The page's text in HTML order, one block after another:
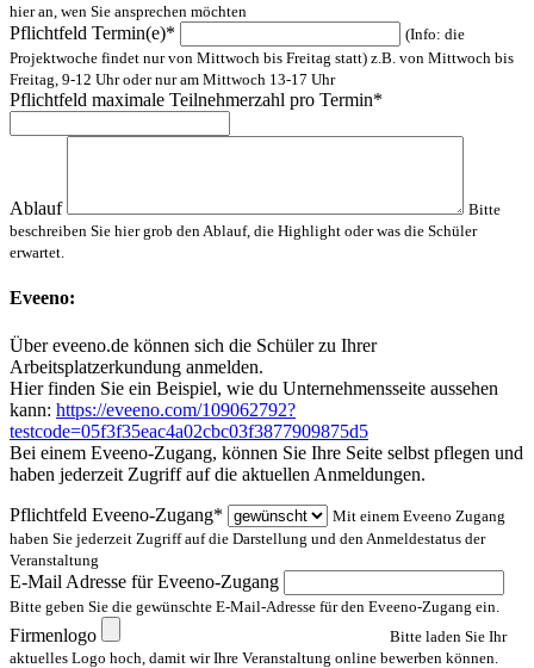
hier an, wen Sie ansprechen möchten
Pflichtfeld Termin(e)*
(Info: die
Projektwoche findet nur von Mittwoch bis Freitag statt) z.B. von Mittwoch bis
Freitag, 9-12 Uhr oder nur am Mittwoch 13-17 Uhr
Pflichtfeld maximale Teilnehmerzahl pro Termin*
Ablauf
Bitte
beschreiben Sie hier grob den Ablauf, die Highlight oder was die Schüler
erwartet.
Eveeno:
Über eveeno.de können sich die Schüler zu Ihrer
Arbeitsplatzerkundung anmelden.
Hier finden Sie ein Beispiel, wie du Unternehmensseite aussehen
kann: https://eveeno.com/109062792?
testcode=05f3f35eac4a02cbc03f3877909875d5
Bei einem Eveeno-Zugang, können Sie Ihre Seite selbst pflegen und
haben jederzeit Zugriff auf die aktuellen Anmeldungen.
Pflichtfeld Eveeno-Zugang*
Mit einem Eveeno Zugang
haben Sie jederzeit Zugriff auf die Darstellung und den Anmeldestatus der
Veranstaltung
E-Mail Adresse für Eveeno-Zugang
Bitte geben Sie die gewünschte E-Mail-Adresse für den Eveeno-Zugang ein.
Firmenlogo
Bitte laden Sie Ihr
aktuelles Logo hoch, damit wir Ihre Veranstaltung online bewerben können.